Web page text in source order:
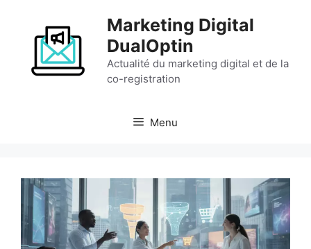
contenu
Marketing Digital
DualOptin
Actualité du marketing digital et de la
co-registration
Menu